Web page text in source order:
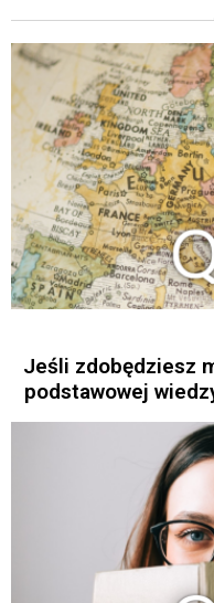
Jeśli zdobędziesz
podstawowej